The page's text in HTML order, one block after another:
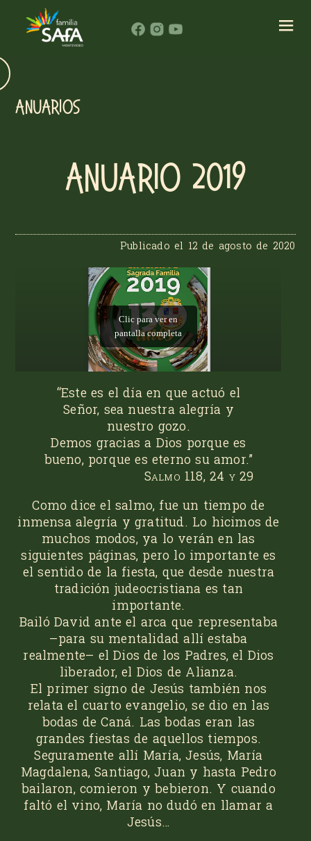
ANUARIOS
Anuario 2019
Publicado el 12 de agosto de 2020
“Este es el día en que actuó el
Señor, sea nuestra alegría y
nuestro gozo.
Demos gracias a Dios porque es
bueno, porque es eterno su amor.”
Salmo 118, 24 y 29
Como dice el salmo, fue un tiempo de
inmensa alegría y gratitud. Lo hicimos de
muchos modos, ya lo verán en las
siguientes páginas, pero lo importante es
el sentido de la fiesta, que desde nuestra
tradición judeocristiana es tan
importante.
Bailó David ante el arca que representaba
–para su mentalidad allí estaba
realmente– el Dios de los Padres, el Dios
liberador, el Dios de Alianza.
El primer signo de Jesús también nos
relata el cuarto evangelio, se dio en las
bodas de Caná. Las bodas eran las
grandes fiestas de aquellos tiempos.
Seguramente allí María, Jesús, María
Magdalena, Santiago, Juan y hasta Pedro
bailaron, comieron y bebieron. Y cuando
faltó el vino, María no dudó en llamar a
Jesús…